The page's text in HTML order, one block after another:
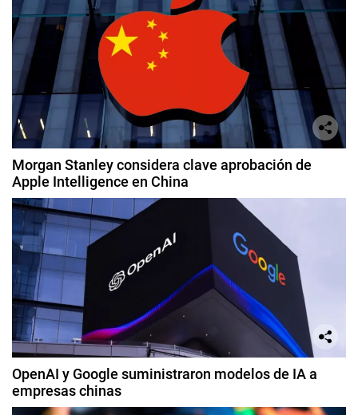
Morgan Stanley considera clave aprobación de
Apple Intelligence en China
OpenAI y Google suministraron modelos de IA a
empresas chinas